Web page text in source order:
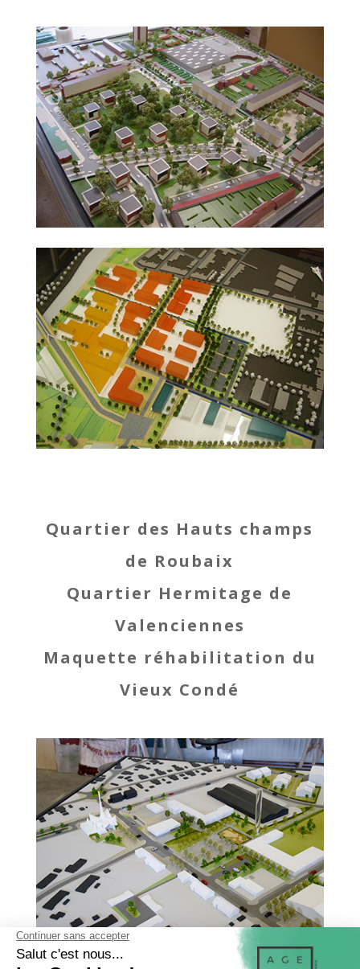
Quartier des Hauts champs
de Roubaix
Quartier Hermitage de
Valenciennes
Maquette réhabilitation du
Vieux Condé
LA SOCIÉTÉ MENTIONS LÉGALES